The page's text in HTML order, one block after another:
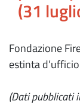
(31
Fondazione
estinta
(Dati pubblicati